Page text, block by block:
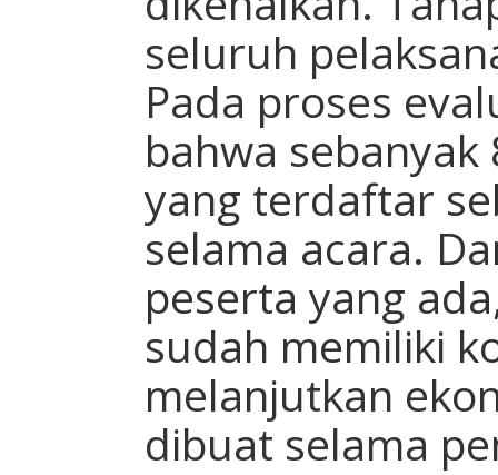
seluruh
Pada proses
bahwa
yang terdaftar
selama acara.
peserta yang
sudah memiliki
melanjutkan
dibuat selama